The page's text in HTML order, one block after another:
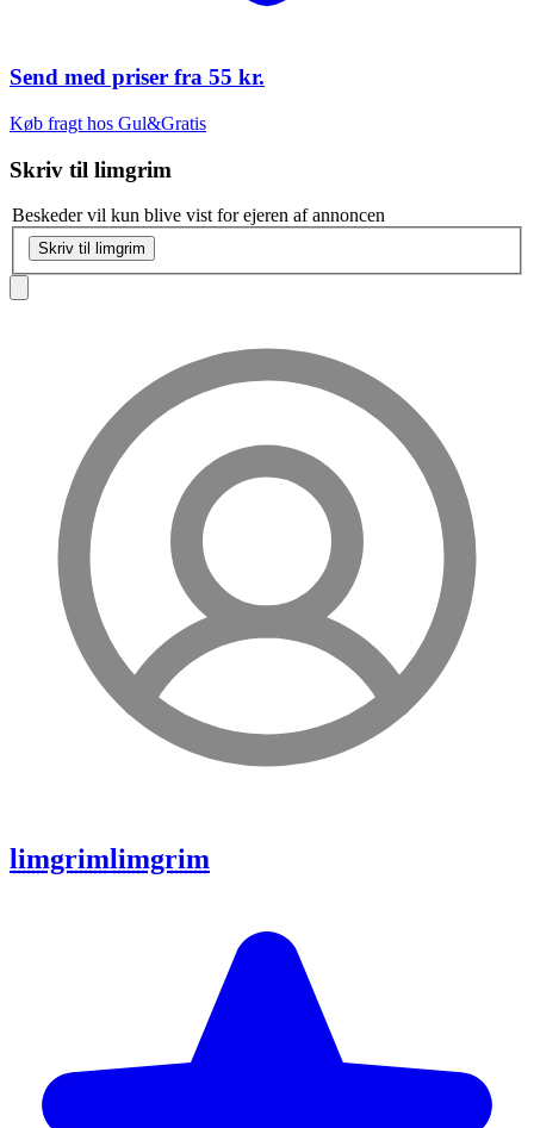
Send med priser fra 55 kr.
Køb fragt hos Gul&Gratis
Skriv til limgrim
Beskeder vil kun blive vist for ejeren af annoncen
Skriv til limgrim
limgrimlimgrim